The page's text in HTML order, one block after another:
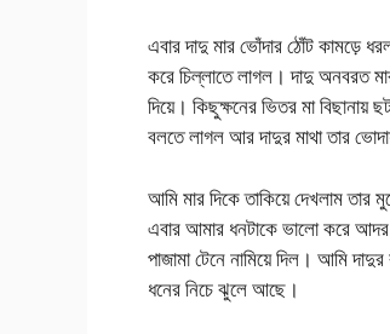
এবার দাদু মার ভোঁদার ঠোঁট কামড়ে
করে চিল্লাতে লাগল। দাদু অনবরত
দিয়ে। কিছুক্ষনের ভিতর মা
বলতে লাগল আর দাদুর মাথা তার
আমি মার দিকে তাকিয়ে দেখলাম
এবার আমার ধনটাকে ভালো করে আদর
পাজামা টেনে নামিয়ে দিল। আমি
ধনের নিচে ঝুলে আছে।